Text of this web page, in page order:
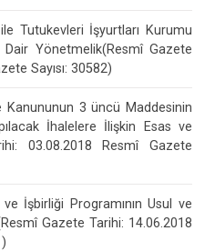
Tutukevleri İşyurtları Kurumu
Dair Yönetmelik(Resmî Gazete
Sayısı: 30582)
Kanununun 3 üncü Maddesinin
İhalelere İlişkin Esas ve
03.08.2018 Resmî Gazete
İşbirliği Programının Usul ve
Gazete Tarihi: 14.06.2018